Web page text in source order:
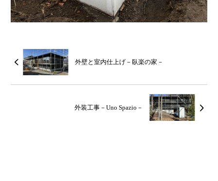
外壁と室内仕上げ－臥楽の家－
外装工事－Uno Spazio－